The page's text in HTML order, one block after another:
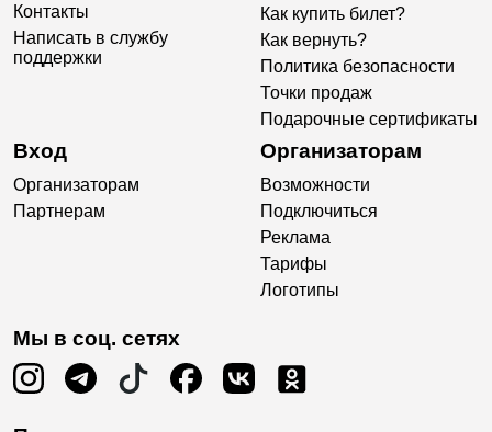
Контакты
Написать в службу
поддержки
Как купить билет?
Как вернуть?
Политика безопасности
Точки продаж
Подарочные сертификаты
Вход
Организаторам
Партнерам
Организаторам
Возможности
Подключиться
Реклама
Тарифы
Логотипы
Мы в соц. сетях